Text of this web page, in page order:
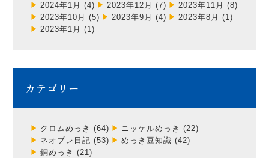
2024年1月
(4) 2023年12月 (7) 2023年11月
(8)
2023年10月
(5) 2023年9月 (4) 2023年8月
(1)
2023年1月
(1)
カテゴリー
クロムめっき (64) ニッケルめっき (22)
ネオプレ日記 (53) めっき豆知識 (42)
銅めっき (21)